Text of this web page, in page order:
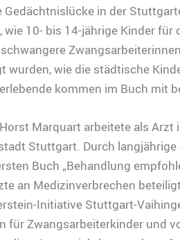
Gedächtnislücke in der
wie 10- bis 14-jährige Kinder für
wurden, wie die städtische
kommen im Buch mit
Marquart arbeitete als
Stuttgart. Durch
Buch „Behandlung
an Medizinverbrechen
Initiative Stuttgart-
für Zwangsarbeiterkinder und